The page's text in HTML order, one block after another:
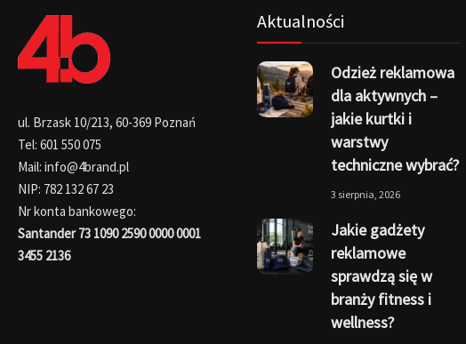
ul. Brzask 10/213, 60-369 Poznań
Tel: 601 550 075
Mail: info@4brand.pl
NIP: 782 132 67 23
Nr konta bankowego:
Santander 73 1090 2590 0000 0001
3455 2136
Aktualności
Odzież reklamowa
dla aktywnych –
jakie kurtki i
warstwy
techniczne wybrać?
3 sierpnia, 2026
Jakie gadżety
reklamowe
sprawdzą się w
branży fitness i
wellness?